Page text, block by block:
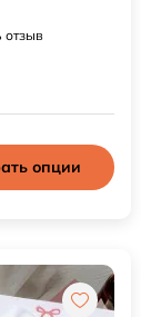
отзыв
опции